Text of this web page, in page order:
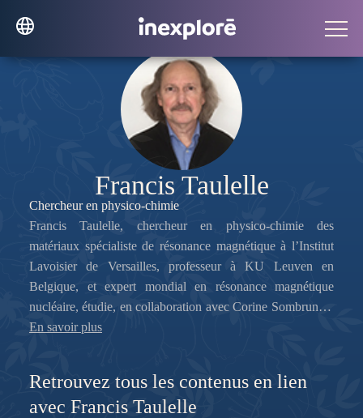
Francis Taulelle
Chercheur en physico-chimie
Francis Taulelle, chercheur en physico-chimie des
matériaux spécialiste de résonance magnétique à l’Institut
Lavoisier de Versailles, professeur à KU Leuven en
Belgique, et expert mondial en résonance magnétique
nucléaire, étudie, en collaboration avec Corine Sombrun, le
phénomène de transe sous le prisme des avancées récentes
En savoir plus
Retrouvez tous les contenus en lien
avec Francis Taulelle